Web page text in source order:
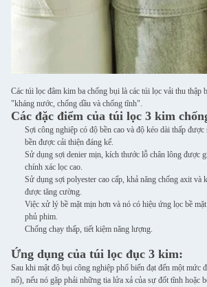
Các túi lọc đâm kim ba chống bụi là các túi lọc vải thu thập
"kháng nước, chống dầu và chống tĩnh".
Các đặc điểm của túi lọc 3 kim
Sợi công nghiệp có độ bền cao và độ kéo dài thấp
bền được cải thiện đáng kể.
Sử dụng sợi denier mịn, kích thước lỗ chân lông được
chính xác lọc cao.
Sử dụng sợi polyester cao cấp, khả năng chống axit và
được tăng cường.
Việc xử lý bề mặt mịn hơn và nó có hiệu ứng lọc bề
phủ phim.
Chống chạy thấp, tiết kiệm năng lượng.
Ứng dụng của túi lọc đục 3 kim:
Sau khi mật độ bụi công nghiệp phổ biến đạt đến một mức
nổ), nếu nó gặp phải những tia lửa xả của sự đốt tĩnh hoặc